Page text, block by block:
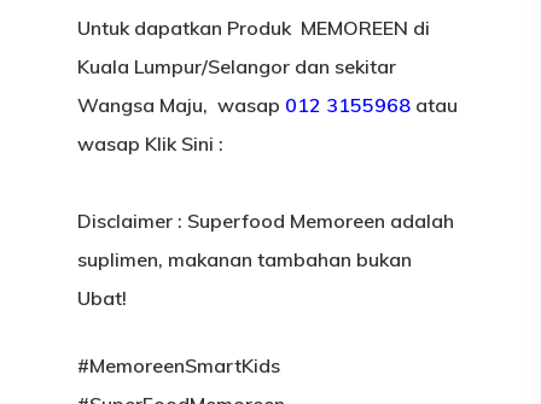
Untuk dapatkan Produk MEMOREEN di
Kuala Lumpur/Selangor dan sekitar
Wangsa Maju, wasap 012 3155968 atau
wasap Klik Sini :
Disclaimer : Superfood Memoreen adalah
suplimen, makanan tambahan bukan
Ubat!
#MemoreenSmartKids